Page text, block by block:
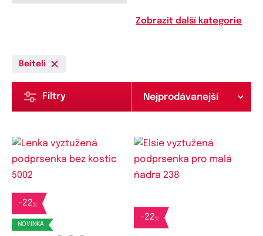
Zobrazit další kategorie
Beiteli
Filtry
-22%
NOVINKA
70A,75A,
90C,95A,
100D,
-22%